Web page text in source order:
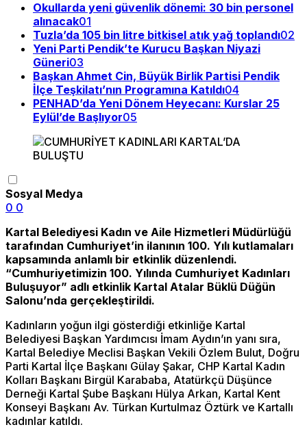
Okullarda yeni güvenlik dönemi: 30 bin personel
alınacak01
Tuzla’da 105 bin litre bitkisel atık yağ toplandı02
Yeni Parti Pendik’te Kurucu Başkan Niyazi
Güneri03
Başkan Ahmet Cin, Büyük Birlik Partisi Pendik
İlçe Teşkilatı’nın Programına Katıldı04
PENHAD’da Yeni Dönem Heyecanı: Kurslar 25
Eylül’de Başlıyor05
Sosyal Medya
0 0
Kartal Belediyesi Kadın ve Aile Hizmetleri Müdürlüğü
tarafından Cumhuriyet’in ilanının 100. Yılı kutlamaları
kapsamında anlamlı bir etkinlik düzenlendi.
“Cumhuriyetimizin 100. Yılında Cumhuriyet Kadınları
Buluşuyor” adlı etkinlik Kartal Atalar Büklü Düğün
Salonu’nda gerçekleştirildi.
Kadınların yoğun ilgi gösterdiği etkinliğe Kartal
Belediyesi Başkan Yardımcısı İmam Aydın’ın yanı sıra,
Kartal Belediye Meclisi Başkan Vekili Özlem Bulut, Doğru
Parti Kartal İlçe Başkanı Gülay Şakar, CHP Kartal Kadın
Kolları Başkanı Birgül Karababa, Atatürkçü Düşünce
Derneği Kartal Şube Başkanı Hülya Arkan, Kartal Kent
Konseyi Başkanı Av. Türkan Kurtulmaz Öztürk ve Kartallı
kadınlar katıldı.